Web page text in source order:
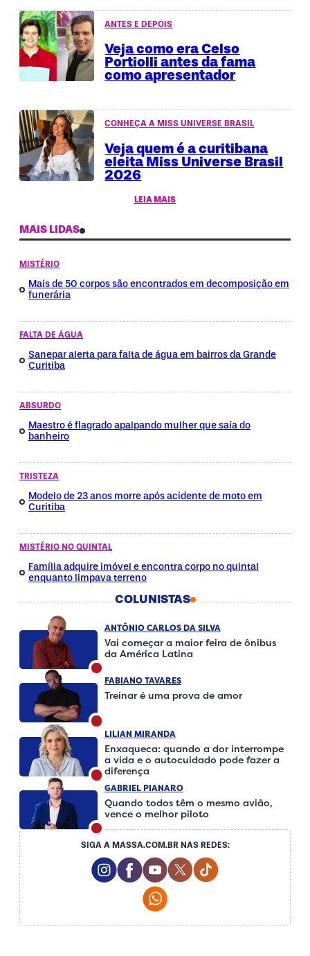
ANTES E DEPOIS
Veja como era Celso
Portiolli antes da fama
como apresentador
CONHEÇA A MISS UNIVERSE BRASIL
Veja quem é a curitibana
eleita Miss Universe Brasil
2026
LEIA MAIS
MAIS LIDAS
MISTÉRIO
Mais de 50 corpos são encontrados em decomposição em
funerária
FALTA DE ÁGUA
Sanepar alerta para falta de água em bairros da Grande
Curitiba
ABSURDO
Maestro é flagrado apalpando mulher que saía do
banheiro
TRISTEZA
Modelo de 23 anos morre após acidente de moto em
Curitiba
MISTÉRIO NO QUINTAL
Família adquire imóvel e encontra corpo no quintal
enquanto limpava terreno
COLUNISTAS
ANTÔNIO CARLOS DA SILVA
Vai começar a maior feira de ônibus
da América Latina
FABIANO TAVARES
Treinar é uma prova de amor
LILIAN MIRANDA
Enxaqueca: quando a dor interrompe
a vida e o autocuidado pode fazer a
diferença
GABRIEL PIANARO
Quando todos têm o mesmo avião,
vence o melhor piloto
SIGA A MASSA.COM.BR NAS REDES:
Instagram Social Media
Facebook Social Media
Youtube Social Media
Twitter Social Media
Tiktok Social
Whatsapp Social Media